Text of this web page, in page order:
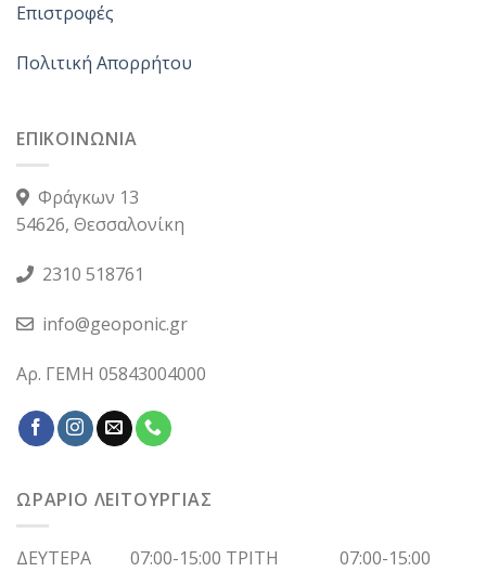
Επιστροφές
Πολιτική Απορρήτου
ΕΠΙΚΟΙΝΩΝΙΑ
Φράγκων 13
54626, Θεσσαλονίκη
2310 518761
info@geoponic.gr
Αρ. ΓΕΜΗ 05843004000
ΩΡΑΡΙΟ ΛΕΙΤΟΥΡΓΙΑΣ
ΔΕΥΤΕΡΑ 07:00-15:00 ΤΡΙΤΗ 07:00-15:00